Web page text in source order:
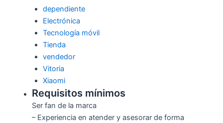
dependiente
Electrónica
Tecnología móvil
Tienda
vendedor
Vitoria
Xiaomi
Requisitos mínimos
Ser fan de la marca
– Experiencia en atender y asesorar de forma